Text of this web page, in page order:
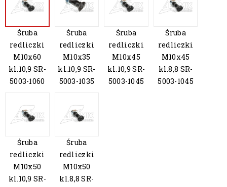
Śruba
redliczki
M10x60
kl.10,9 SR-
5003-1060
Śruba
redliczki
M10x35
kl.10,9 SR-
5003-1035
Śruba
redliczki
M10x45
kl.10,9 SR-
5003-1045
Śruba
redliczki
M10x45
kl.8,8 SR-
5003-1045
Śruba
redliczki
M10x50
kl.10,9 SR-
Śruba
redliczki
M10x50
kl.8,8 SR-